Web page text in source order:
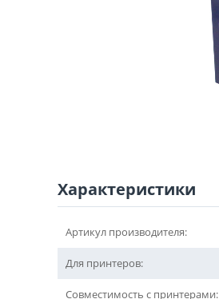
Характеристики
Артикул производителя:
Для принтеров:
Совместимость с принтерами: